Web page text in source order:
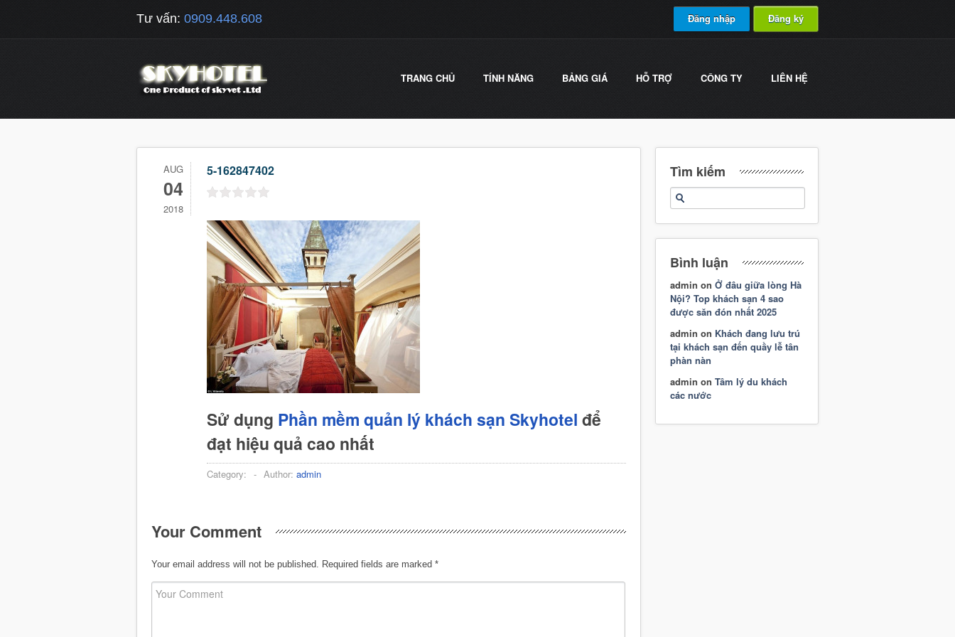
Tư vấn: 0909.448.608 Đăng nhập Đăng ký
TRANG CHỦ TÍNH NĂNG BẢNG GIÁ HỖ TRỢ CÔNG TY LIÊN HỆ
AUG
04
2018
5-162847402
Sử dụng Phần mềm quản lý khách sạn Skyhotel để
đạt hiệu quả cao nhất
Category: - Author: admin
Your Comment
Your email address will not be published. Required fields are marked *
Tìm kiếm
Bình luận
admin on Ở đâu giữa lòng Hà
Nội? Top khách sạn 4 sao
được săn đón nhất 2025
admin on Khách đang lưu trú
tại khách sạn đến quầy lễ tân
phàn nàn
admin on Tâm lý du khách
các nước